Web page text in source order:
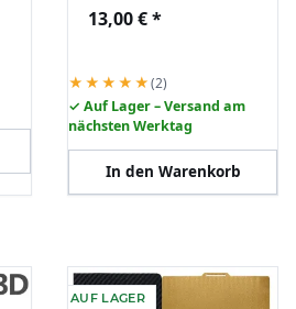
A1 mini
13,00 €*
★★★★★(2)
✓ Auf Lager – Versand am
nächsten Werktag
In den Warenkorb
AUF LAGER